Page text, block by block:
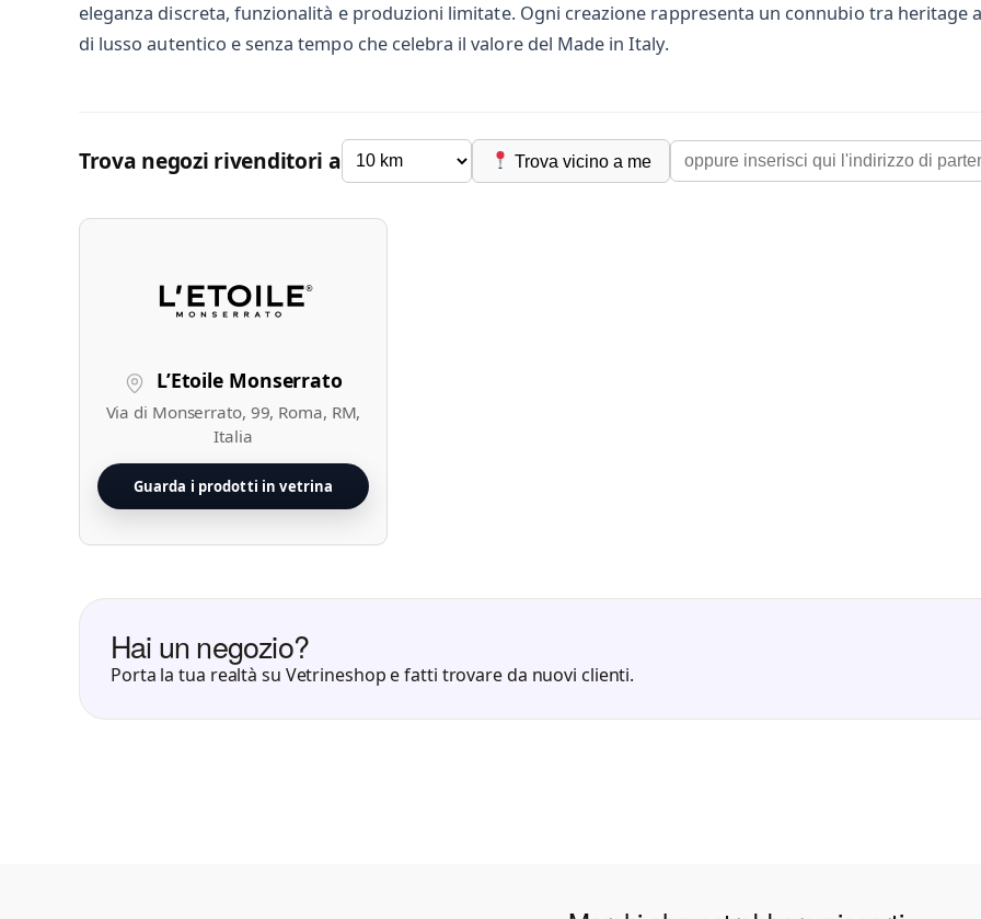
eleganza discreta, funzionalità e produzioni limitate. Ogni creazione rappresenta un connubio tra heritage
di lusso autentico e senza tempo che celebra il valore del Made in Italy.
Trova negozi rivenditori a Trova vicino a me
L’Etoile Monserrato
Via di Monserrato, 99, Roma, RM,
Italia
Guarda i prodotti in vetrina
Hai un negozio?
Porta la tua realtà su Vetrineshop e fatti trovare da nuovi clienti.